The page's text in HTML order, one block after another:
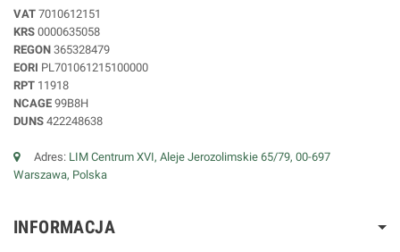
VAT 7010612151
KRS 0000635058
REGON 365328479
EORI PL701061215100000
RPT 11918
NCAGE 99B8H
DUNS 422248638
Adres: LIM Centrum XVI, Aleje Jerozolimskie 65/79, 00-697
Warszawa, Polska
INFORMACJA